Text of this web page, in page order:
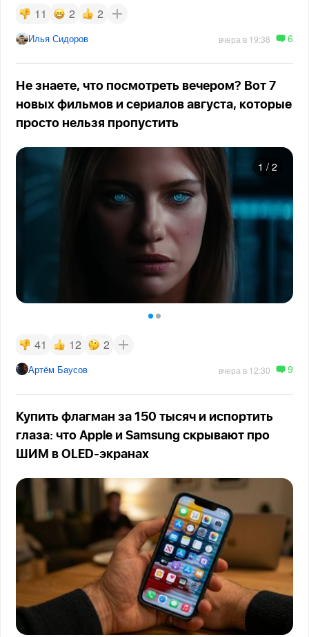
11 2 2
Илья Сидоров вчера в 19:38 6
Не знаете, что посмотреть вечером? Вот 7
новых фильмов и сериалов августа, которые
просто нельзя пропустить
1 / 2
41 12 2
Артём Баусов вчера в 12:30 9
Купить флагман за 150 тысяч и испортить
глаза: что Apple и Samsung скрывают про
ШИМ в OLED-экранах